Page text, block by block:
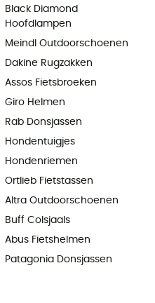
Black Diamond
Hoofdlampen
Meindl Outdoorschoenen
Dakine Rugzakken
Assos Fietsbroeken
Giro Helmen
Rab Donsjassen
Hondentuigjes
Hondenriemen
Ortlieb Fietstassen
Altra Outdoorschoenen
Buff Colsjaals
Abus Fietshelmen
Patagonia Donsjassen